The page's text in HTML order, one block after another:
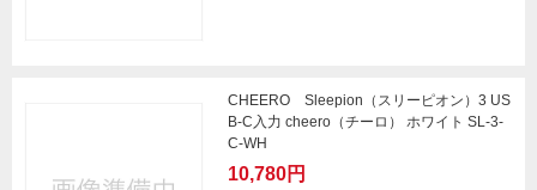
CHEERO Sleepion（スリーピオン）3 US
B-C入力 cheero（チーロ） ホワイト SL-3-
C-WH
10,780円